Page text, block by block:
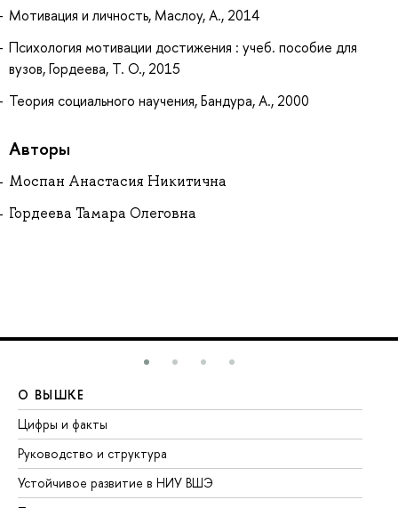
Мотивация и личность, Маслоу, А., 2014
Психология мотивации достижения : учеб. пособие для
вузов, Гордеева, Т. О., 2015
Теория социального научения, Бандура, А., 2000
Авторы
Моспан Анастасия Никитична
Гордеева Тамара Олеговна
О ВЫШКЕ
Цифры и факты
Руководство и структура
Устойчивое развитие в НИУ ВШЭ